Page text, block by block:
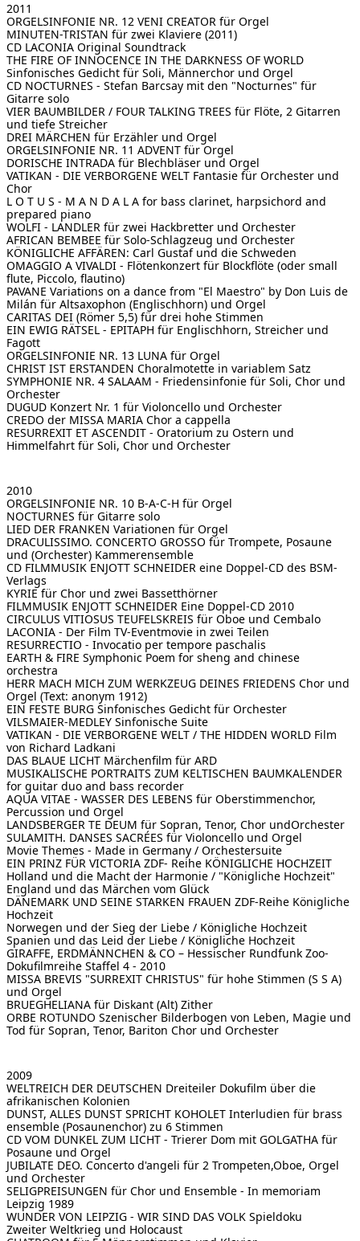
2011
ORGELSINFONIE NR. 12 VENI CREATOR für Orgel
MINUTEN-TRISTAN für zwei Klaviere (2011)
CD LACONIA Original Soundtrack
THE FIRE OF INNOCENCE IN THE DARKNESS OF WORLD
Sinfonisches Gedicht für Soli, Männerchor und Orgel
CD NOCTURNES - Stefan Barcsay mit den "Nocturnes" für
Gitarre solo
VIER BAUMBILDER / FOUR TALKING TREES für Flöte, 2 Gitarren
und tiefe Streicher
DREI MÄRCHEN für Erzähler und Orgel
ORGELSINFONIE NR. 11 ADVENT für Orgel
DORISCHE INTRADA für Blechbläser und Orgel
VATIKAN - DIE VERBORGENE WELT Fantasie für Orchester und
Chor
L O T U S - M A N D A L A for bass clarinet, harpsichord and
prepared piano
WOLFI - LANDLER für zwei Hackbretter und Orchester
AFRICAN BEMBEE für Solo-Schlagzeug und Orchester
KÖNIGLICHE AFFÄREN: Carl Gustaf und die Schweden
OMAGGIO A VIVALDI - Flötenkonzert für Blockflöte (oder small
flute, Piccolo, flautino)
PAVANE Variations on a dance from "El Maestro" by Don Luis de
Milán für Altsaxophon (Englischhorn) und Orgel
CARITAS DEI (Römer 5,5) für drei hohe Stimmen
EIN EWIG RÄTSEL - EPITAPH für Englischhorn, Streicher und
Fagott
ORGELSINFONIE NR. 13 LUNA für Orgel
CHRIST IST ERSTANDEN Choralmotette in variablem Satz
SYMPHONIE NR. 4 SALAAM - Friedensinfonie für Soli, Chor und
Orchester
DUGUD Konzert Nr. 1 für Violoncello und Orchester
CREDO der MISSA MARIA Chor a cappella
RESURREXIT ET ASCENDIT - Oratorium zu Ostern und
Himmelfahrt für Soli, Chor und Orchester
2010
ORGELSINFONIE NR. 10 B-A-C-H für Orgel
NOCTURNES für Gitarre solo
LIED DER FRANKEN Variationen für Orgel
DRACULISSIMO. CONCERTO GROSSO für Trompete, Posaune
und (Orchester) Kammerensemble
CD FILMMUSIK ENJOTT SCHNEIDER eine Doppel-CD des BSM-
Verlags
KYRIE für Chor und zwei Bassetthörner
FILMMUSIK ENJOTT SCHNEIDER Eine Doppel-CD 2010
CIRCULUS VITIOSUS TEUFELSKREIS für Oboe und Cembalo
LACONIA - Der Film TV-Eventmovie in zwei Teilen
RESURRECTIO - Invocatio per tempore paschalis
EARTH & FIRE Symphonic Poem for sheng and chinese
orchestra
HERR MACH MICH ZUM WERKZEUG DEINES FRIEDENS Chor und
Orgel (Text: anonym 1912)
EIN FESTE BURG Sinfonisches Gedicht für Orchester
VILSMAIER-MEDLEY Sinfonische Suite
VATIKAN - DIE VERBORGENE WELT / THE HIDDEN WORLD Film
von Richard Ladkani
DAS BLAUE LICHT Märchenfilm für ARD
MUSIKALISCHE PORTRAITS ZUM KELTISCHEN BAUMKALENDER
for guitar duo and bass recorder
AQUA VITAE - WASSER DES LEBENS für Oberstimmenchor,
Percussion und Orgel
LANDSBERGER TE DEUM für Sopran, Tenor, Chor undOrchester
SULAMITH. DANSES SACRÉES für Violoncello und Orgel
Movie Themes - Made in Germany / Orchestersuite
EIN PRINZ FÜR VICTORIA ZDF- Reihe KÖNIGLICHE HOCHZEIT
Holland und die Macht der Harmonie / "Königliche Hochzeit"
England und das Märchen vom Glück
DÄNEMARK UND SEINE STARKEN FRAUEN ZDF-Reihe Königliche
Hochzeit
Norwegen und der Sieg der Liebe / Königliche Hochzeit
Spanien und das Leid der Liebe / Königliche Hochzeit
GIRAFFE, ERDMÄNNCHEN & CO – Hessischer Rundfunk Zoo-
Dokufilmreihe Staffel 4 - 2010
MISSA BREVIS "SURREXIT CHRISTUS" für hohe Stimmen (S S A)
und Orgel
BRUEGHELIANA für Diskant (Alt) Zither
ORBE ROTUNDO Szenischer Bilderbogen von Leben, Magie und
Tod für Sopran, Tenor, Bariton Chor und Orchester
2009
WELTREICH DER DEUTSCHEN Dreiteiler Dokufilm über die
afrikanischen Kolonien
DUNST, ALLES DUNST SPRICHT KOHOLET Interludien für brass
ensemble (Posaunenchor) zu 6 Stimmen
CD VOM DUNKEL ZUM LICHT - Trierer Dom mit GOLGATHA für
Posaune und Orgel
JUBILATE DEO. Concerto d'angeli für 2 Trompeten,Oboe, Orgel
und Orchester
SELIGPREISUNGEN für Chor und Ensemble - In memoriam
Leipzig 1989
WUNDER VON LEIPZIG - WIR SIND DAS VOLK Spieldoku
Zweiter Weltkrieg und Holocaust